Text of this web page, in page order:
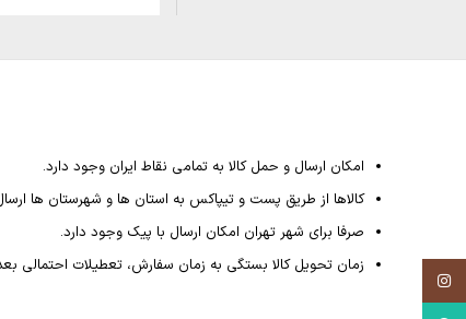
امکان ارسال و حمل کالا به تمامی نقاط ایران وجود دارد.
کالاها از طریق پست و تیپاکس به استان ها و شهرستان ها
صرفا برای شهر تهران امکان ارسال با پیک وجود دارد.
زمان تحویل کالا بستگی به زمان سفارش، تعطیلات احتمالی بعد از ثبت سفارش
Instagram